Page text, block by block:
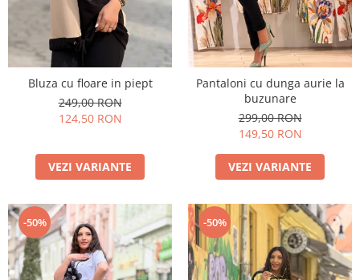
Bluza cu floare in piept
249,00 RON
124,50 RON
VEZI VARIANTE
Pantaloni cu dunga aurie la
buzunare
299,00 RON
149,50 RON
VEZI VARIANTE
-50% -50%